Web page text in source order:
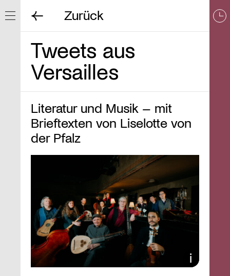
Navigation ein/ausblenden
Zurück
Tweets aus
Versailles
Literatur und Musik – mit
Brieftexten von Liselotte von
der Pfalz